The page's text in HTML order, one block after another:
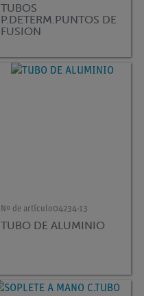
TUBOS
P.DETERM.PUNTOS DE
FUSION
Nº de artículo04234-13
TUBO DE ALUMINIO